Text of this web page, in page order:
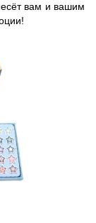
вам и вашим